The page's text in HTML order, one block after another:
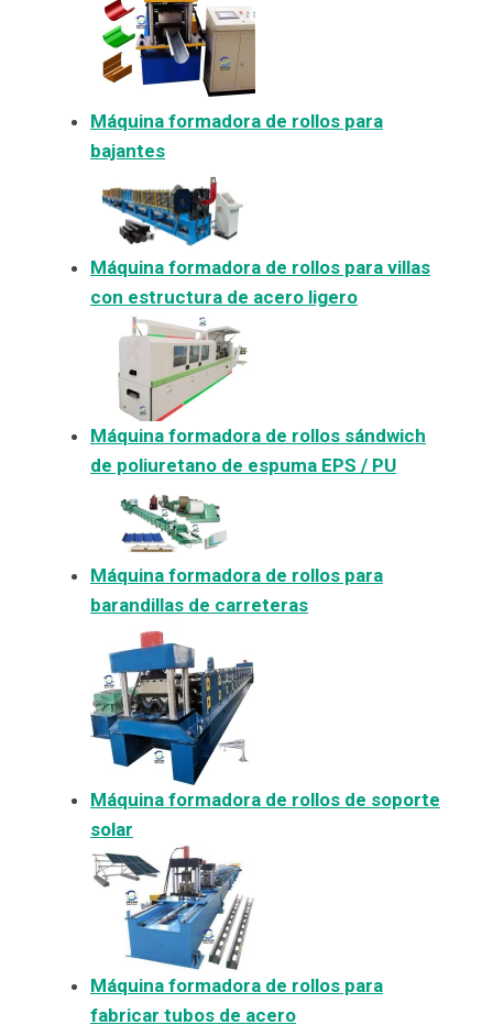
Máquina formadora de rollos para
bajantes
Máquina formadora de rollos para villas
con estructura de acero ligero
Máquina formadora de rollos sándwich
de poliuretano de espuma EPS / PU
Máquina formadora de rollos para
barandillas de carreteras
Máquina formadora de rollos de soporte
solar
Máquina formadora de rollos para
fabricar tubos de acero